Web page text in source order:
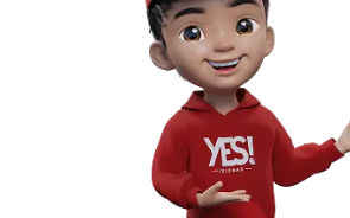
YES! -